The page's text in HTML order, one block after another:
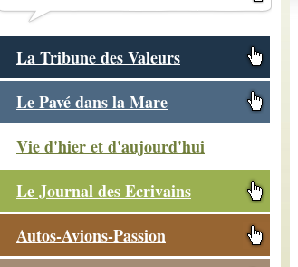
La Tribune des Valeurs
Le Pavé dans la Mare
Vie d'hier et d'aujourd'hui
Le Journal des Ecrivains
Autos-Avions-Passion